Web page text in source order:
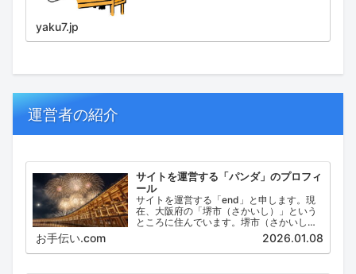
yaku7.jp
運営者の紹介
サイトを運営する「パンダ」のプロフィ
ール
サイトを運営する「end」と申します。現
在、大阪府の「堺市（さかいし）」という
ところに住んでいます。堺市（さかいし）
は、大阪府の泉北地域にある政令指定都市
で、府内では大阪市に次いで人口が多い都
市です。
お手伝い.com 2026.01.08